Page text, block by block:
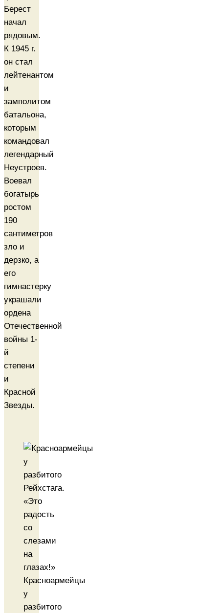
Берест
начал
рядовым.
К 1945 г.
он стал
лейтенантом
и
замполитом
батальона,
которым
командовал
легендарный
Неустроев.
Воевал
богатырь
ростом
190
сантиметров
зло и
дерзко, а
его
гимнастерку
украшали
ордена
Отечественной
войны 1-
й
степени
и
Красной
Звезды.
«Это
радость
со
слезами
на
глазах!»
Красноармейцы
у
разбитого